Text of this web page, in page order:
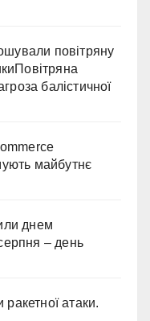
повітряну
балістичної
майбутнє
днем
– день
ракетної атаки.